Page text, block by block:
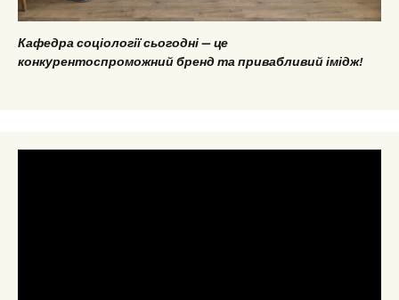
Кафедра соціології сьогодні — це
конкурентоспроможний бренд та привабливий імідж!